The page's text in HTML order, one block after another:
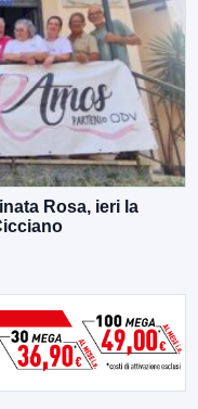
Rosa, ieri la